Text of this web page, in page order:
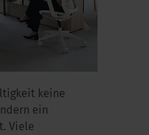
keine
ein
Viele